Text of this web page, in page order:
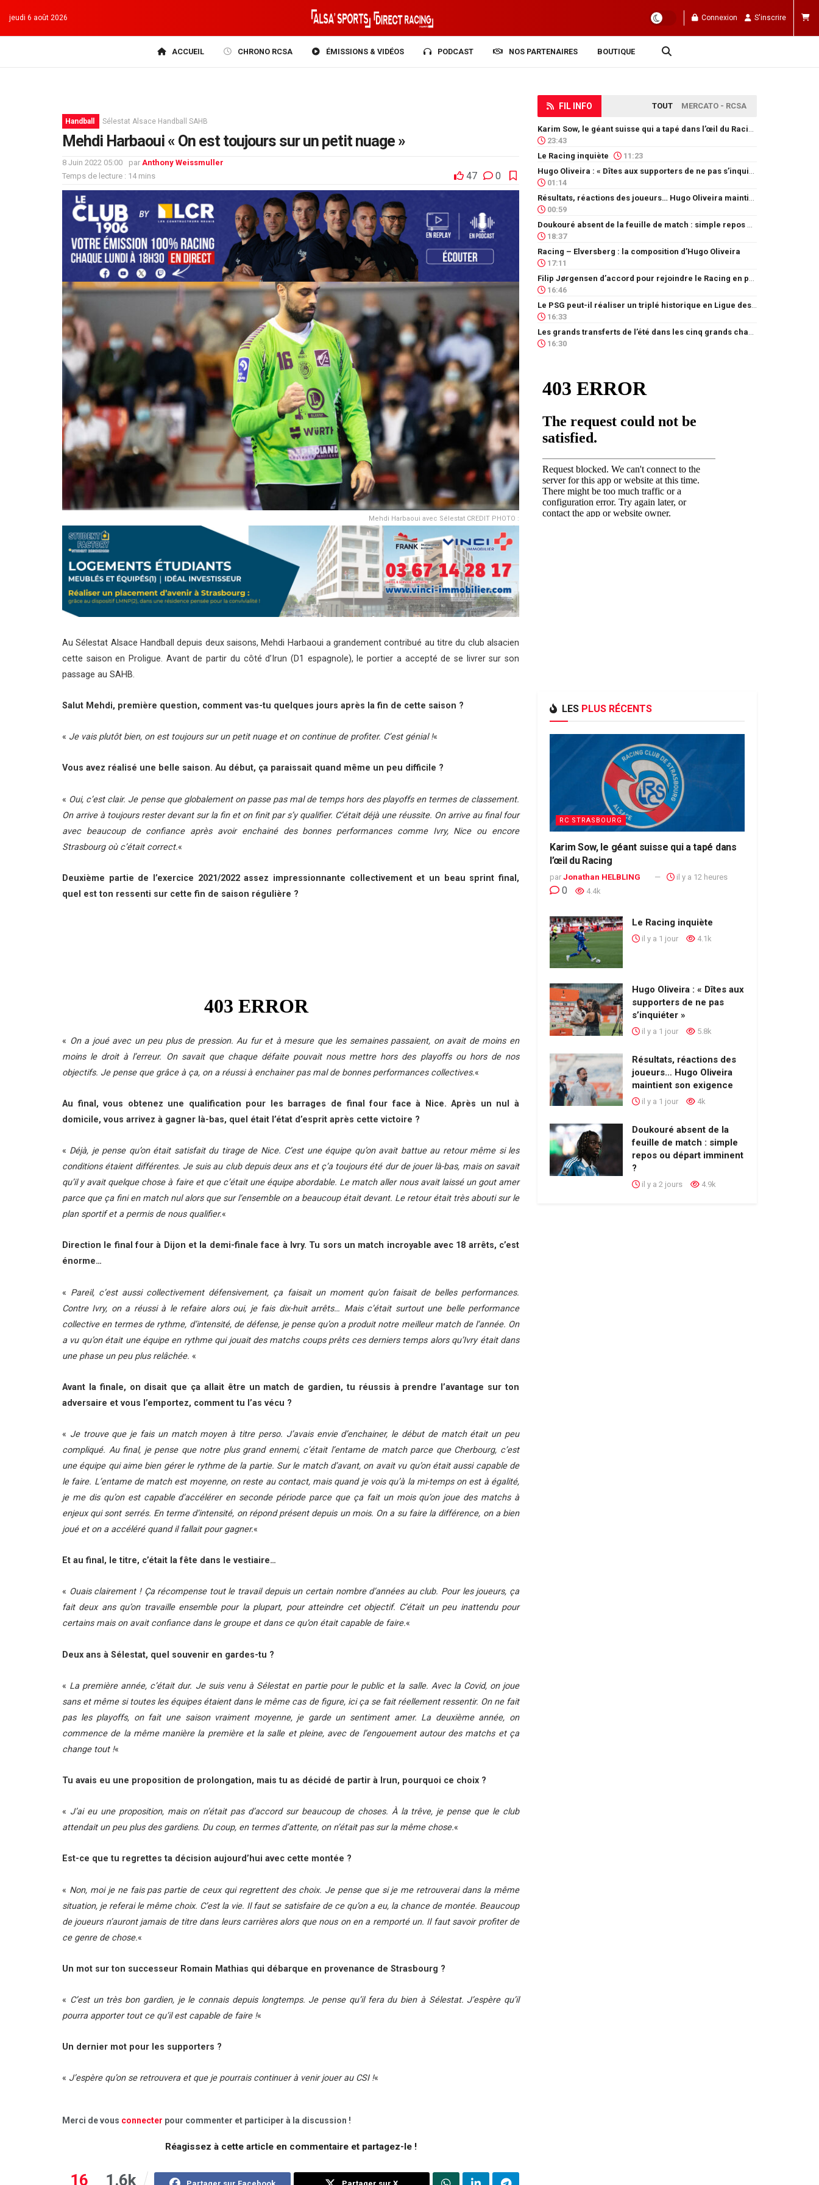
jeudi 6 août 2026 Connexion S'inscrire
ACCUEIL CHRONO RCSA ÉMISSIONS & VIDÉOS PODCAST NOS PARTENAIRES BOUTIQUE
Handball Sélestat Alsace Handball SAHB
Mehdi Harbaoui « On est toujours sur un petit nuage »
8 Juin 2022 05:00 par Anthony Weissmuller
Temps de lecture : 14 mins
47 0
Mehdi Harbaoui avec Sélestat CREDIT PHOTO :
Au Sélestat Alsace Handball depuis deux saisons, Mehdi Harbaoui a grandement contribué au titre du club alsacien
cette saison en Proligue. Avant de partir du côté d’Irun (D1 espagnole), le portier a accepté de se livrer sur son
passage au SAHB.
Salut Mehdi, première question, comment vas-tu quelques jours après la fin de cette saison ?
« Je vais plutôt bien, on est toujours sur un petit nuage et on continue de profiter. C’est génial !«
Vous avez réalisé une belle saison. Au début, ça paraissait quand même un peu difficile ?
« Oui, c’est clair. Je pense que globalement on passe pas mal de temps hors des playoffs en termes de classement.
On arrive à toujours rester devant sur la fin et on finit par s’y qualifier. C’était déjà une réussite. On arrive au final four
avec beaucoup de confiance après avoir enchainé des bonnes performances comme Ivry, Nice ou encore
Strasbourg où c’était correct.«
Deuxième partie de l’exercice 2021/2022 assez impressionnante collectivement et un beau sprint final,
quel est ton ressenti sur cette fin de saison régulière ?
« On a joué avec un peu plus de pression. Au fur et à mesure que les semaines passaient, on avait de moins en
moins le droit à l’erreur. On savait que chaque défaite pouvait nous mettre hors des playoffs ou hors de nos
objectifs. Je pense que grâce à ça, on a réussi à enchainer pas mal de bonnes performances collectives.«
Au final, vous obtenez une qualification pour les barrages de final four face à Nice. Après un nul à
domicile, vous arrivez à gagner là-bas, quel était l’état d’esprit après cette victoire ?
« Déjà, je pense qu’on était satisfait du tirage de Nice. C’est une équipe qu’on avait battue au retour même si les
conditions étaient différentes. Je suis au club depuis deux ans et ç’a toujours été dur de jouer là-bas, mais on savait
qu’il y avait quelque chose à faire et que c’était une équipe abordable. Le match aller nous avait laissé un gout amer
parce que ça fini en match nul alors que sur l’ensemble on a beaucoup était devant. Le retour était très abouti sur le
plan sportif et a permis de nous qualifier.«
Direction le final four à Dijon et la demi-finale face à Ivry. Tu sors un match incroyable avec 18 arrêts, c’est
énorme…
« Pareil, c’est aussi collectivement défensivement, ça faisait un moment qu’on faisait de belles performances.
Contre Ivry, on a réussi à le refaire alors oui, je fais dix-huit arrêts… Mais c’était surtout une belle performance
collective en termes de rythme, d’intensité, de défense, je pense qu’on a produit notre meilleur match de l’année. On
a vu qu’on était une équipe en rythme qui jouait des matchs coups prêts ces derniers temps alors qu’Ivry était dans
une phase un peu plus relâchée. «
Avant la finale, on disait que ça allait être un match de gardien, tu réussis à prendre l’avantage sur ton
adversaire et vous l’emportez, comment tu l’as vécu ?
« Je trouve que je fais un match moyen à titre perso. J’avais envie d’enchainer, le début de match était un peu
compliqué. Au final, je pense que notre plus grand ennemi, c’était l’entame de match parce que Cherbourg, c’est
une équipe qui aime bien gérer le rythme de la partie. Sur le match d’avant, on avait vu qu’on était aussi capable de
le faire. L’entame de match est moyenne, on reste au contact, mais quand je vois qu’à la mi-temps on est à égalité,
je me dis qu’on est capable d’accélérer en seconde période parce que ça fait un mois qu’on joue des matchs à
enjeux qui sont serrés. En terme d’intensité, on répond présent depuis un mois. On a su faire la différence, on a bien
joué et on a accéléré quand il fallait pour gagner.«
Et au final, le titre, c’était la fête dans le vestiaire…
« Ouais clairement ! Ça récompense tout le travail depuis un certain nombre d’années au club. Pour les joueurs, ça
fait deux ans qu’on travaille ensemble pour la plupart, pour atteindre cet objectif. C’était un peu inattendu pour
certains mais on avait confiance dans le groupe et dans ce qu’on était capable de faire.«
Deux ans à Sélestat, quel souvenir en gardes-tu ?
« La première année, c’était dur. Je suis venu à Sélestat en partie pour le public et la salle. Avec la Covid, on joue
sans et même si toutes les équipes étaient dans le même cas de figure, ici ça se fait réellement ressentir. On ne fait
pas les playoffs, on fait une saison vraiment moyenne, je garde un sentiment amer. La deuxième année, on
commence de la même manière la première et la salle et pleine, avec de l’engouement autour des matchs et ça
change tout !«
Tu avais eu une proposition de prolongation, mais tu as décidé de partir à Irun, pourquoi ce choix ?
« J’ai eu une proposition, mais on n’était pas d’accord sur beaucoup de choses. À la trêve, je pense que le club
attendait un peu plus des gardiens. Du coup, en termes d’attente, on n’était pas sur la même chose.«
Est-ce que tu regrettes ta décision aujourd’hui avec cette montée ?
« Non, moi je ne fais pas partie de ceux qui regrettent des choix. Je pense que si je me retrouverai dans la même
situation, je referai le même choix. C’est la vie. Il faut se satisfaire de ce qu’on a eu, la chance de montée. Beaucoup
de joueurs n’auront jamais de titre dans leurs carrières alors que nous on en a remporté un. Il faut savoir profiter de
ce genre de chose.«
Un mot sur ton successeur Romain Mathias qui débarque en provenance de Strasbourg ?
« C’est un très bon gardien, je le connais depuis longtemps. Je pense qu’il fera du bien à Sélestat. J’espère qu’il
pourra apporter tout ce qu’il est capable de faire !«
Un dernier mot pour les supporters ?
« J’espère qu’on se retrouvera et que je pourrais continuer à venir jouer au CSI !«
Merci de vous connecter pour commenter et participer à la discussion !
Réagissez à cette article en commentaire et partagez-le !
16 1.6k
FIL INFO TOUT MERCATO - RCSA
23:43
Le Racing inquiète
11:23
01:14
00:59
18:37
Racing – Elversberg : la composition d’Hugo Oliveira
17:11
16:46
16:33
16:30
LES PLUS RÉCENTS
RC STRASBOURG
Karim Sow, le géant suisse qui a tapé dans
l’œil du Racing
par Jonathan HELBLING il y a 12 heures
0 4.4k
Le Racing inquiète
il y a 1 jour 4.1k
Hugo Oliveira : « Dîtes aux
supporters de ne pas
s’inquiéter »
il y a 1 jour 5.8k
Résultats, réactions des
joueurs… Hugo Oliveira
maintient son exigence
il y a 1 jour 4k
Doukouré absent de la
feuille de match : simple
repos ou départ imminent
?
il y a 2 jours 4.9k